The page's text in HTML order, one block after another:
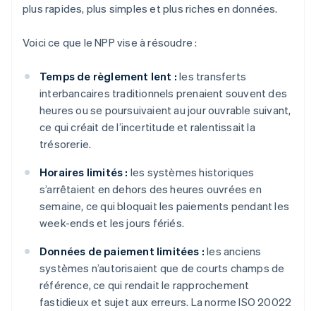
plus rapides, plus simples et plus riches en données.
Voici ce que le NPP vise à résoudre :
Temps de règlement lent : les transferts
interbancaires traditionnels prenaient souvent des
heures ou se poursuivaient au jour ouvrable suivant,
ce qui créait de l’incertitude et ralentissait la
trésorerie.
Horaires limités : les systèmes historiques
s’arrêtaient en dehors des heures ouvrées en
semaine, ce qui bloquait les paiements pendant les
week-ends et les jours fériés.
Données de paiement limitées : les anciens
systèmes n’autorisaient que de courts champs de
référence, ce qui rendait le rapprochement
fastidieux et sujet aux erreurs. La norme ISO 20022